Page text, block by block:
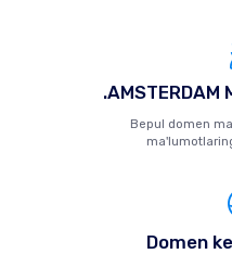
Bepul domen
Domen